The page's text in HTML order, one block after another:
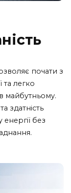
почати з
та легко
майбутньому.
здатність
без